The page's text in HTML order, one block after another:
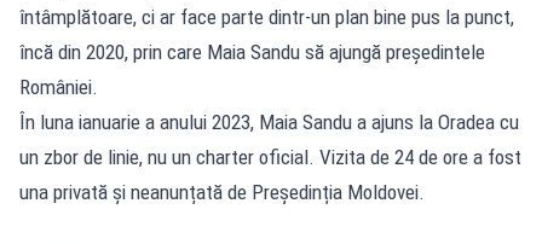
întâmplătoare, ci ar face parte dintr-un plan bine pus la punct,
încă din 2020, prin care Maia Sandu să ajungă președintele
României.
În luna ianuarie a anului 2023, Maia Sandu a ajuns la Oradea cu
un zbor de linie, nu un charter oficial. Vizita de 24 de ore a fost
una privată și neanunțată de Președinția Moldovei.